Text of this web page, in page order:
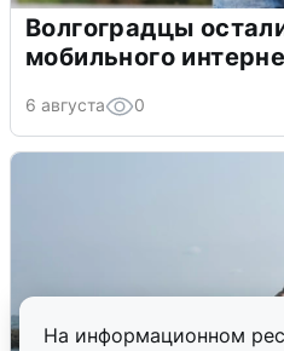
На информационном
Волгоградцы
мобильного
6 августа 0